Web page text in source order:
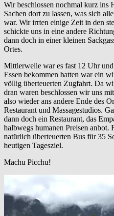
Wir beschlossen nochmal kurz ins
Sachen dort zu lassen, was sich
war. Wir irrten einige Zeit in den
schickte uns in eine andere
dann doch in einer kleinen
Ortes.
Mittlerweile war es fast 12 Uhr
Essen bekommen hatten war ein
völlig überteuerten Zugfahrt. Da
dran waren beschlossen wir uns
also wieder ans andere Ende des
Restaurant und Massagestudios.
dann doch ein Restaurant, das
halbwegs humanen Preisen anbot.
natürlich überteuerten Bus für 35
heutigen Tagesziel.
Machu Picchu!